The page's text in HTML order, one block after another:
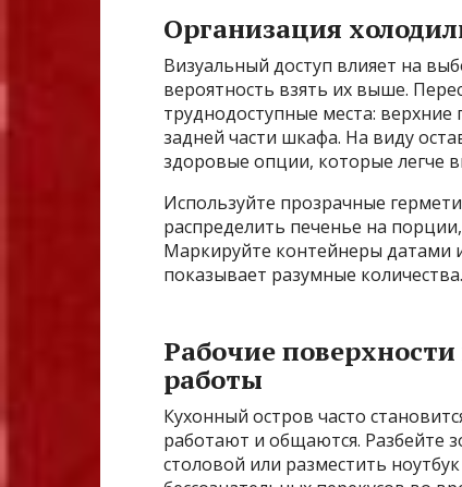
Организация
Визуальный доступ влияет на
вероятность взять их выше.
труднодоступные места:
задней части шкафа. На виду
здоровые опции, которые легче
Используйте прозрачные
распределить печенье на
Маркируйте контейнеры датами
показывает разумные количества.
Рабочие
работы
Кухонный остров часто
работают и общаются. Разбейте
столовой или разместить